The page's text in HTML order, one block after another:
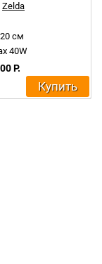
Zelda
20 см
40W
Р.
Купить